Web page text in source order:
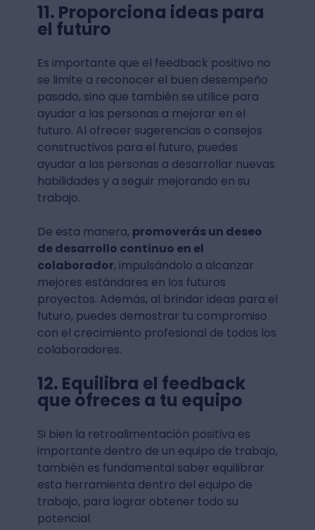
11. Proporciona ideas para
el futuro
Es importante que el feedback positivo no
se limite a reconocer el buen desempeño
pasado, sino que también se utilice para
ayudar a las personas a mejorar en el
futuro. Al ofrecer sugerencias o consejos
constructivos para el futuro, puedes
ayudar a las personas a desarrollar nuevas
habilidades y a seguir mejorando en su
trabajo.
De esta manera, promoverás un deseo
de desarrollo continuo en el
colaborador, impulsándolo a alcanzar
mejores estándares en los futuros
proyectos. Además, al brindar ideas para el
futuro, puedes demostrar tu compromiso
con el crecimiento profesional de todos los
colaboradores.
12. Equilibra el feedback
que ofreces a tu equipo
Si bien la retroalimentación positiva es
importante dentro de un equipo de trabajo,
también es fundamental saber equilibrar
esta herramienta dentro del equipo de
trabajo, para lograr obtener todo su
potencial.